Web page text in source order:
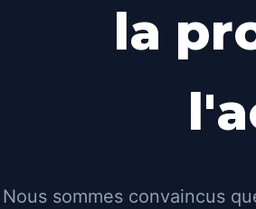
la
Nous sommes convaincus